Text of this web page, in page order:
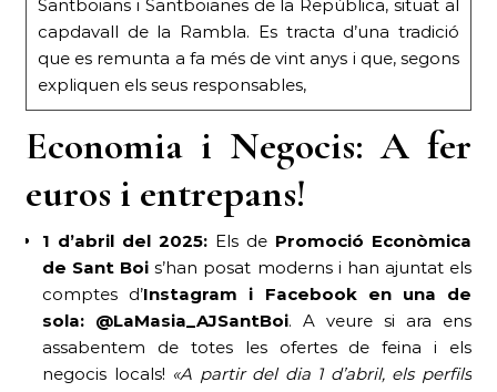
Santboians i Santboianes de la República, situat al
capdavall de la Rambla. Es tracta d’una tradició
que es remunta a fa més de vint anys i que, segons
expliquen els seus responsables,
Economia i Negocis: A fer
euros i entrepans!
1 d’abril del 2025: Els de Promoció Econòmica
de Sant Boi s’han posat moderns i han ajuntat els
comptes d’Instagram i Facebook en una de
sola: @LaMasia_AJSantBoi. A veure si ara ens
assabentem de totes les ofertes de feina i els
negocis locals! «A partir del dia 1 d’abril, els perfils